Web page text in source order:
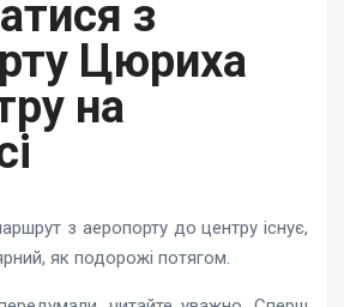
з
Цюриха
на
з аеропорту до центру існує,
як подорожі потягом.